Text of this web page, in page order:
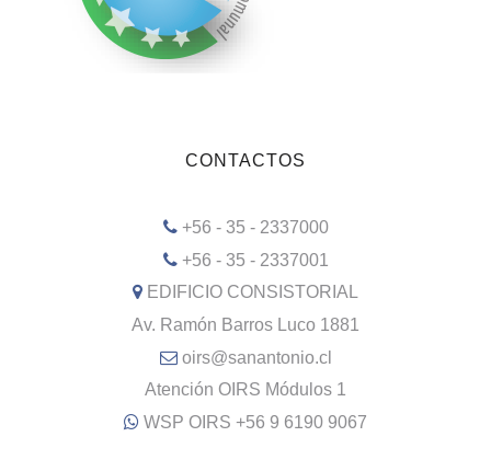
CONTACTOS
+56 - 35 - 2337000
+56 - 35 - 2337001
EDIFICIO CONSISTORIAL
Av. Ramón Barros Luco 1881
oirs@sanantonio.cl
Atención OIRS Módulos 1
WSP OIRS +56 9 6190 9067